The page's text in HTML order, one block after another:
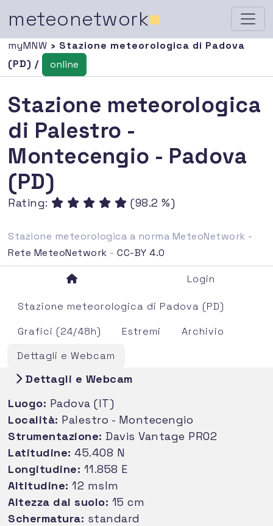
meteonetwork■
myMNW › Stazione meteorologica di Padova
(PD) /
online
Stazione meteorologica
di Palestro -
Montecengio - Padova
(PD)
Rating: (98.2 %)
Stazione meteorologica a norma MeteoNetwork -
Rete MeteoNetwork -CC-BY 4.0
Login
Stazione meteorologica di Padova (PD)
Grafici (24/48h)
Estremi
Archivio
Dettagli e Webcam
Dettagli e Webcam
Luogo: Padova (IT)
Località: Palestro - Montecengio
Strumentazione: Davis Vantage PRO2
Latitudine: 45.408 N
Longitudine: 11.858 E
Altitudine: 12 mslm
Altezza dal suolo: 15 cm
Schermatura: standard